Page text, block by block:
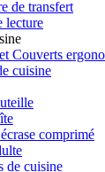
de transfert
lecture
Couverts
cuisine
comprimé
de cuisine